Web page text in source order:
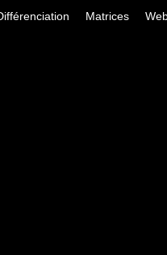
Matrices